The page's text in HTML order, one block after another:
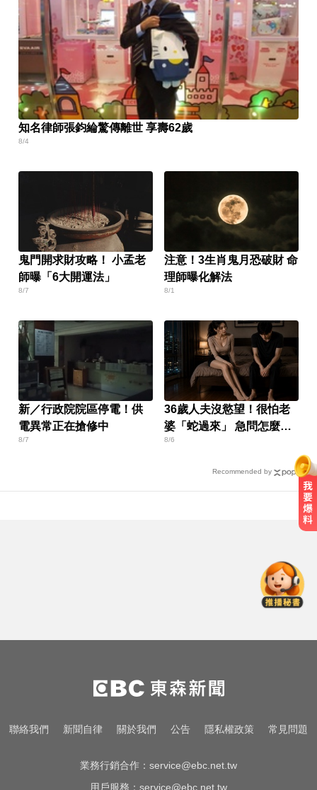
知名律師張鈞綸驚傳離世 享壽62歲
8/4
鬼門開求財攻略！ 小孟老
師曝「6大開運法」
8/7
注意！3生肖鬼月恐破財 命
理師曝化解法
8/1
新／行政院院區停電！供
電異常正在搶修中
8/7
36歲人夫沒慾望！很怕老
婆「蛇過來」 急問怎麼
辦？
8/6
Recommended by
不菸不酒也可能中招
國一生持斷裂掃把「刺」老師 右眼
虹膜斷裂恐失明
王凱過世還回棚內拍戲？製作人靈
聯絡我們 新聞自律 關於我們 公告 隱私權政策 常見問題
業務行銷合作： service@ebc.net.tw
用戶服務： service@ebc.net.tw